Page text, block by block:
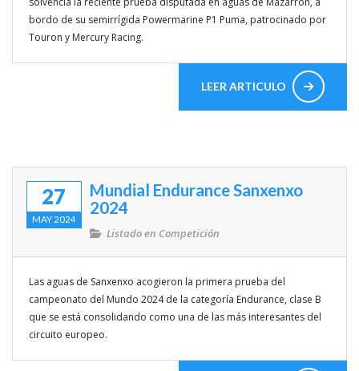
Travesias
bordo de su semirrígida Powermarine P1 Puma, patrocinado por
Touron y Mercury Racing.
LEER ARTICULO
27
MAY 2024
Mundial Endurance Sanxenxo
2024
Listado en Competición
Las aguas de Sanxenxo acogieron la primera prueba del
campeonato del Mundo 2024 de la categoría Endurance, clase B
que se está consolidando como una de las más interesantes del
circuito europeo.